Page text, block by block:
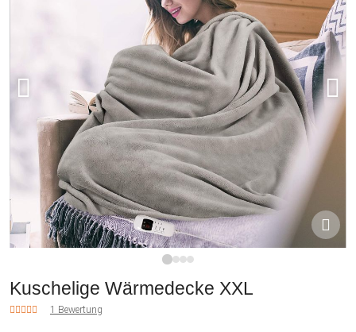
Kuschelige Wärmedecke XXL
1 Bewertung